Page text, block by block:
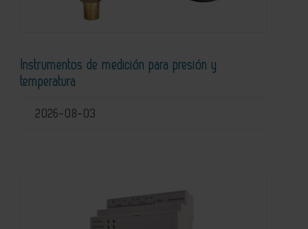
Instrumentos de medición para presión y
temperatura
2026-08-03